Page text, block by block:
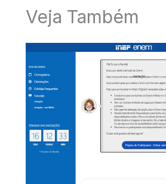
Veja Também